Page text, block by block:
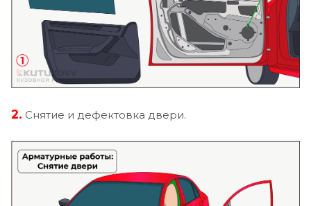
2. Снятие и дефектовка двери.